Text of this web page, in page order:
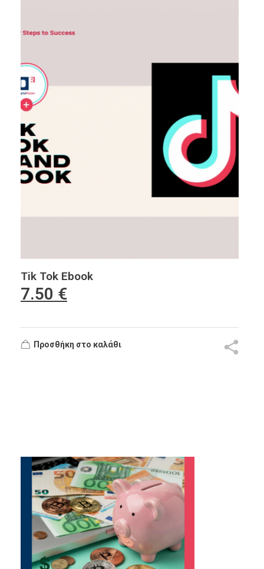
Tik Tok Ebook
7.50 €
Προσθήκη στο καλάθι